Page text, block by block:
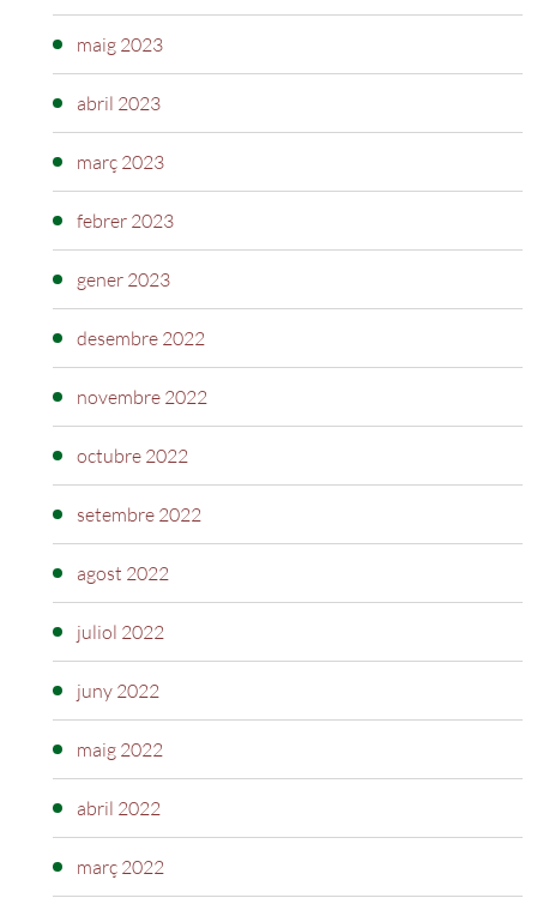
maig 2023
abril 2023
març 2023
febrer 2023
gener 2023
desembre 2022
novembre 2022
octubre 2022
setembre 2022
agost 2022
juliol 2022
juny 2022
maig 2022
abril 2022
març 2022